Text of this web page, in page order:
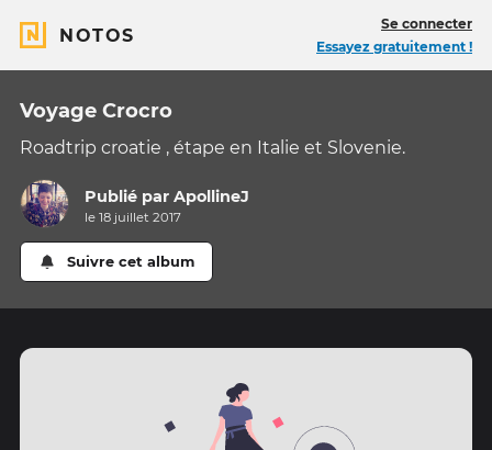
NOTOS
Se connecter
Essayez gratuitement !
Voyage Crocro
Roadtrip croatie , étape en Italie et Slovenie.
Publié parApollineJ
le 18 juillet 2017
Suivre cet album